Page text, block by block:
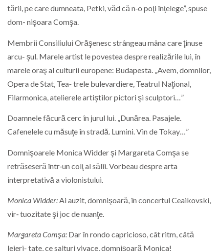
tării, pe care dumneata, Petki, văd că n‑o poţi înţelege”, spuse
dom- nişoara Comşa.
Membrii Consiliului Orăşenesc strângeau mâna care ţinuse
arcu- şul. Marele artist le povestea despre realizările lui, în
marele oraş al culturii europene: Budapesta. „Avem, domnilor,
Opera de Stat, Tea- trele bulevardiere, Teatrul Naţional,
Filarmonica, atelierele artiştilor pictori şi sculptori…”
Doamnele făcură cerc în jurul lui. „Dunărea. Pasajele.
Cafenelele cu măsuţe în stradă. Lumini. Vin de Tokay…”
Domnişoarele Monica Widder şi Margareta Comşa se
retrăseseră într‑un colţ al sălii. Vorbeau despre arta
interpretativă a violonistului.
Monica Widder:Ai auzit, domnişoară, în concertul Ceaikovski,
vir‑ tuozitate şi joc de nuanţe.
Margareta Comşa: Dar în rondo capricioso, cât ritm, câtă
lejeri- tate, ce salturi vivace, domnişoară Monica!